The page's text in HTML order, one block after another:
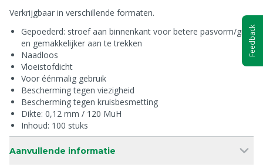
Verkrijgbaar in verschillende formaten.
Gepoederd: stroef aan binnenkant voor betere pasvorm/grip
en gemakkelijker aan te trekken
Naadloos
Vloeistofdicht
Voor éénmalig gebruik
Bescherming tegen viezigheid
Bescherming tegen kruisbesmetting
Dikte: 0,12 mm / 120 MuH
Inhoud: 100 stuks
Aanvullende informatie
Feedback